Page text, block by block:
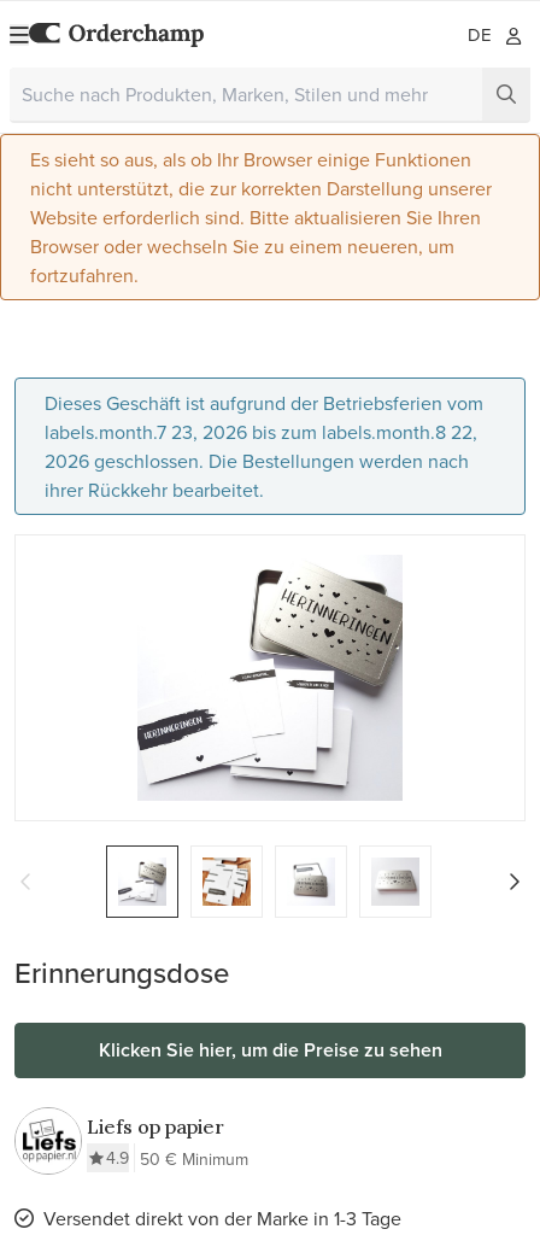
DE
Es sieht so aus, als ob Ihr Browser einige Funktionen
nicht unterstützt, die zur korrekten Darstellung unserer
Website erforderlich sind. Bitte aktualisieren Sie Ihren
Browser oder wechseln Sie zu einem neueren, um
fortzufahren.
Dieses Geschäft ist aufgrund der Betriebsferien vom
labels.month.7 23, 2026 bis zum labels.month.8 22,
2026 geschlossen. Die Bestellungen werden nach
ihrer Rückkehr bearbeitet.
Erinnerungsdose
Klicken Sie hier, um die Preise zu sehen
Liefs op papier
4.9 50 € Minimum
Versendet direkt von der Marke in 1-3 Tage